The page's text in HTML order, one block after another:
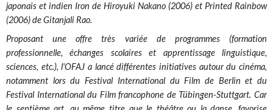
japonais et indien Iron de Hiroyuki Nakano (2006) et Printed Rainbow
(2006) de Gitanjali Rao.
Proposant une offre très variée de programmes (formation
professionnelle, échanges scolaires et apprentissage linguistique,
sciences, etc.), l'OFAJ a lancé différentes initiatives autour du cinéma,
notamment lors du Festival International du Film de Berlin et du
Festival International du Film francophone de Tübingen-Stuttgart. Car